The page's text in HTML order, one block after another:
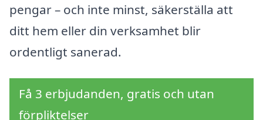
pengar – och inte minst, säkerställa att
ditt hem eller din verksamhet blir
ordentligt sanerad.
Få 3 erbjudanden, gratis och utan
förpliktelser